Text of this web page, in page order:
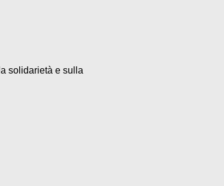
solidarietà e sulla